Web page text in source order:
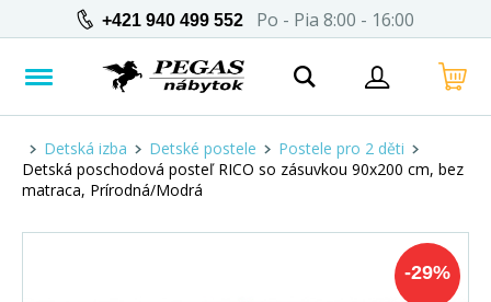
+421 940 499 552 Po - Pia 8:00 - 16:00
Detská izba Detské postele
Postele pro 2 děti
Detská poschodová posteľ RICO so zásuvkou 90x200 cm, bez
matraca, Prírodná/Modrá
-29%